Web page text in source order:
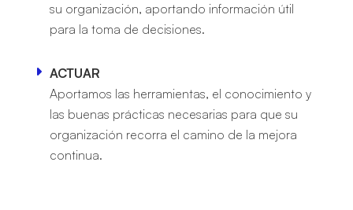
su organización, aportando información útil
para la toma de decisiones.
ACTUAR
Aportamos las herramientas, el conocimiento y
las buenas prácticas necesarias para que su
organización recorra el camino de la mejora
continua.